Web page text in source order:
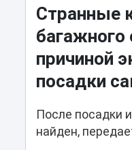
Странные
багажного
причиной
посадки
После посадки
найден,